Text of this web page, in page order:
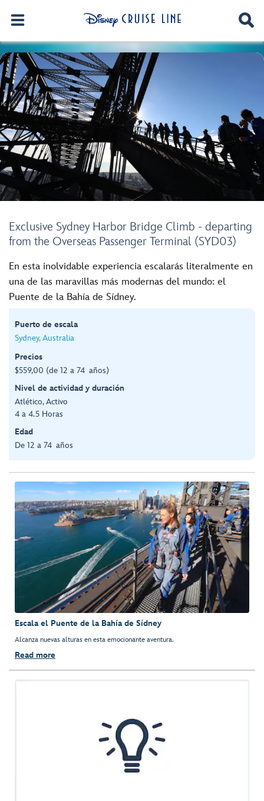
Exclusive Sydney Harbor Bridge Climb - departing
from the Overseas Passenger Terminal (SYD03)
En esta inolvidable experiencia escalarás literalmente en
una de las maravillas más modernas del mundo: el
Puente de la Bahía de Sídney.
Puerto de escala
Sydney, Australia
Precios
$559,00 (de 12 a 74 años)
Nivel de actividad y duración
Atlético, Activo
4 a 4.5 Horas
Edad
De 12 a 74 años
Escala el Puente de la Bahía de Sídney
Alcanza nuevas alturas en esta emocionante aventura.
Read more